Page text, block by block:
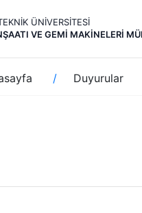
ÜNİVERSİTESİ
VE GEMI MAKINELERI
Duyurular